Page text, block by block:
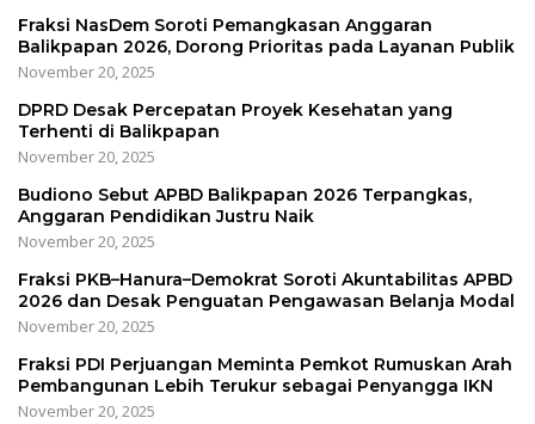
Fraksi NasDem Soroti Pemangkasan Anggaran
Balikpapan 2026, Dorong Prioritas pada Layanan Publik
November 20, 2025
DPRD Desak Percepatan Proyek Kesehatan yang
Terhenti di Balikpapan
November 20, 2025
Budiono Sebut APBD Balikpapan 2026 Terpangkas,
Anggaran Pendidikan Justru Naik
November 20, 2025
Fraksi PKB–Hanura–Demokrat Soroti Akuntabilitas APBD
2026 dan Desak Penguatan Pengawasan Belanja Modal
November 20, 2025
Fraksi PDI Perjuangan Meminta Pemkot Rumuskan Arah
Pembangunan Lebih Terukur sebagai Penyangga IKN
November 20, 2025